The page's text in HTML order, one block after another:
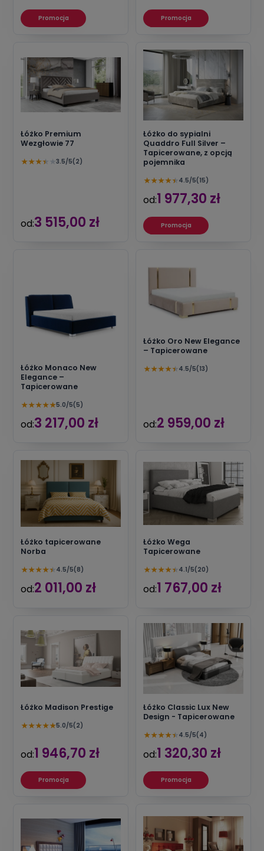
Promocja Promocja
Łóżko Premium
Wezgłowie 77
★★★★ ★3.5/5(2)
od:3 515,00 zł
Łóżko do sypialni
Quaddro Full Silver –
Tapicerowane, z opcją
pojemnika
★★★★★ 4.5/5(15)
od:1 977,30 zł
Promocja
Łóżko Monaco New
Elegance –
Tapicerowane
★★★★★5.0/5(5)
od:3 217,00 zł
Łóżko Oro New Elegance
– Tapicerowane
★★★★★ 4.5/5(13)
od:2 959,00 zł
Łóżko tapicerowane
Norba
★★★★★ 4.5/5(8)
od:2 011,00 zł
Łóżko Wega
Tapicerowane
★★★★★ 4.1/5(20)
od:1 767,00 zł
Łóżko Madison Prestige
★★★★★5.0/5(2)
od:1 946,70 zł
Promocja
Łóżko Classic Lux New
Design - Tapicerowane
★★★★★ 4.5/5(4)
od:1 320,30 zł
Promocja